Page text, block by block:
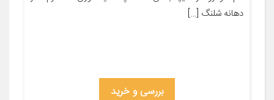
دهانه شلنگ […]
بررسی و خرید